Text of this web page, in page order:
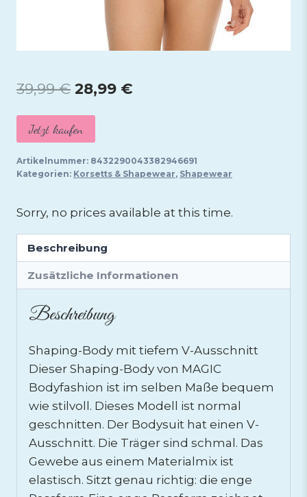
39,99€ Ursprünglicher
Preis
war:
39,99 €
28,99 €
28,99 €.
Jetzt kaufen
Artikelnummer: 8432290043382946691
Kategorien: Korsetts & Shapewear, Shapewear
Sorry, no prices available at this time.
Beschreibung
Zusätzliche Informationen
Beschreibung
Shaping-Body mit tiefem V-Ausschnitt
Dieser Shaping-Body von MAGIC
Bodyfashion ist im selben Maße bequem
wie stilvoll. Dieses Modell ist normal
geschnitten. Der Bodysuit hat einen V-
Ausschnitt. Die Träger sind schmal. Das
Gewebe aus einem Materialmix ist
elastisch. Sitzt genau richtig: die enge